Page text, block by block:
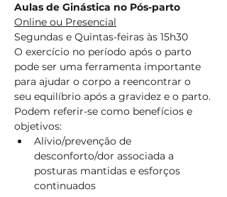
Aulas de Ginástica no Pós-parto
Online ou Presencial
Segundas e Quintas-feiras às 15h30
O exercício no período após o parto
pode ser uma ferramenta importante
para ajudar o corpo a reencontrar o
seu equilíbrio após a gravidez e o parto.
Podem referir-se como benefícios e
objetivos:
Alívio/prevenção de
desconforto/dor associada a
posturas mantidas e esforços
continuados